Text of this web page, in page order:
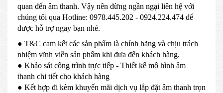
quan đến âm thanh. Vậy nên đừng ngần ngại liên hệ với
chúng tôi qua Hotline: 0978.445.202 - 0924.224.474 để
được hỗ trợ ngay bạn nhé.
● T&C cam kết các sản phẩm là chính hãng và chịu trách
nhiệm vĩnh viễn sản phẩm khi đưa đến khách hàng.
● Khảo sát công trình trực tiếp - Thiết kế mô hình âm
thanh chi tiết cho khách hàng
● Kết hợp đi kèm khuyến mãi dịch vụ lắp đặt âm thanh trọn